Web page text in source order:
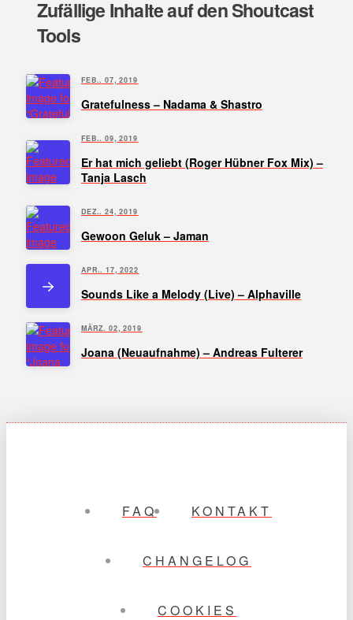
Zufällige Inhalte auf den Shoutcast
Tools
FEB.. 07, 2019
Gratefulness – Nadama & Shastro
FEB.. 09, 2019
Er hat mich geliebt (Roger Hübner Fox Mix) –
Tanja Lasch
DEZ.. 24, 2019
Gewoon Geluk – Jaman
APR.. 17, 2022
Sounds Like a Melody (Live) – Alphaville
MÄRZ. 02, 2019
Joana (Neuaufnahme) – Andreas Fulterer
FAQ KONTAKT
CHANGELOG
COOKIES